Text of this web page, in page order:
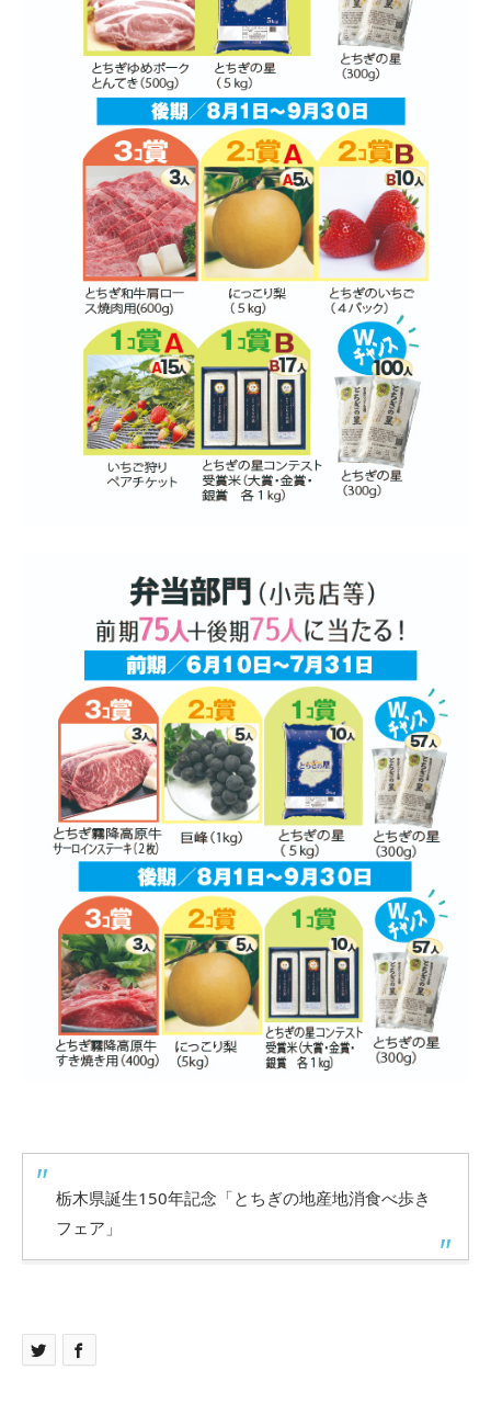
栃木県誕生150年記念「とちぎの地産地消食べ歩き
フェア」